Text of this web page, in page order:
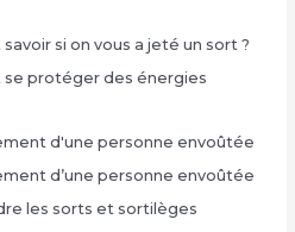
si on vous a jeté un sort ?
se protéger des énergies
d'une personne envoûtée
d’une personne envoûtée
les sorts et sortilèges